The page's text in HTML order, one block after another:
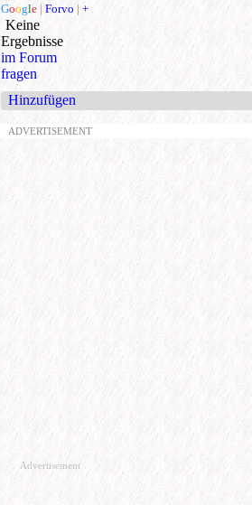
Google | Forvo | +
Keine
Ergebnisse
im Forum
fragen
Hinzufügen
ADVERTISEMENT
Advertisement